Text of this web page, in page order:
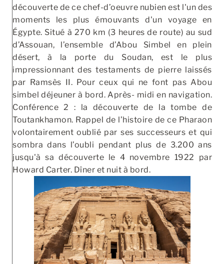
découverte de ce chef-d’oeuvre nubien est l'un des
moments les plus émouvants d'un voyage en
Égypte. Situé à 270 km (3 heures de route) au sud
d’Assouan, l’ensemble d’Abou Simbel en plein
désert, à la porte du Soudan, est le plus
impressionnant des testaments de pierre laissés
par Ramsès II. Pour ceux qui ne font pas Abou
simbel déjeuner à bord. Après- midi en navigation.
Conférence 2 : la découverte de la tombe de
Toutankhamon. Rappel de l’histoire de ce Pharaon
volontairement oublié par ses successeurs et qui
sombra dans l’oubli pendant plus de 3.200 ans
jusqu'à sa découverte le 4 novembre 1922 par
Howard Carter. Dîner et nuit à bord.